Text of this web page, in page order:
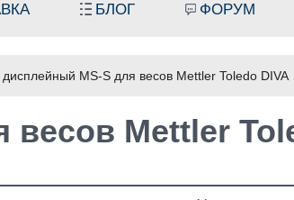
БЛОГ ФОРУМ
дисплейный MS-S для весов Mettler Toledo DIVA
Mettler